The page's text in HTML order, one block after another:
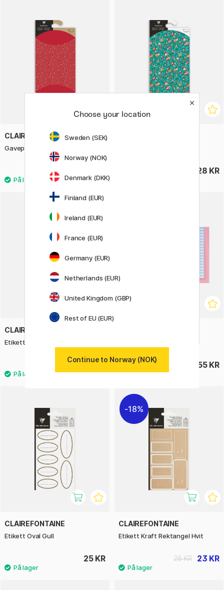
CLAIREFONTAINE
Gavepose 16x22cm Kraft stars
28 KR
CLAIREFONTAINE
Etikett Glitter Sølv
28 KR 55 KR
CLAIREFONTAINE
Etikett Oval Gull
25 KR
18%
CLAIREFONTAINE
Etikett Kraft Rektangel Hvit
23 KR
28 KR
Choose your location
Sweden (SEK)
Norway (NOK)
Denmark (DKK)
Finland (EUR)
Ireland (EUR)
France (EUR)
Germany (EUR)
Netherlands (EUR)
United Kingdom (GBP)
Rest of EU (EUR)
Continue to Norway (NOK)